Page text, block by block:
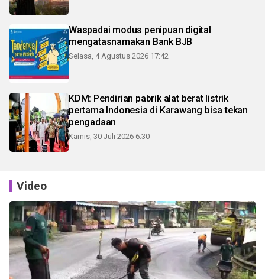
Waspadai modus penipuan digital
mengatasnamakan Bank BJB
Selasa, 4 Agustus 2026 17:42
KDM: Pendirian pabrik alat berat listrik
pertama Indonesia di Karawang bisa tekan
pengadaan
Kamis, 30 Juli 2026 6:30
Video